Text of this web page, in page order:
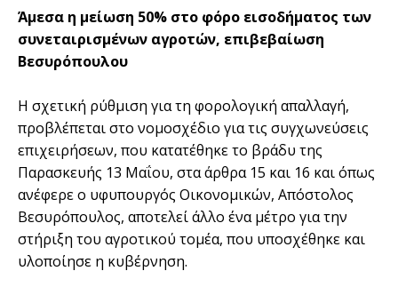
Άμεσα η μείωση 50% στο φόρο εισοδήματος των
συνεταιρισμένων αγροτών, επιβεβαίωση
Βεσυρόπουλου
Η σχετική ρύθμιση για τη φορολογική απαλλαγή,
προβλέπεται στο νομοσχέδιο για τις συγχωνεύσεις
επιχειρήσεων, που κατατέθηκε το βράδυ της
Παρασκευής 13 Μαΐου, στα άρθρα 15 και 16 και όπως
ανέφερε ο υφυπουργός Οικονομικών, Απόστολος
Βεσυρόπουλος, αποτελεί άλλο ένα μέτρο για την
στήριξη του αγροτικού τομέα, που υποσχέθηκε και
υλοποίησε η κυβέρνηση.